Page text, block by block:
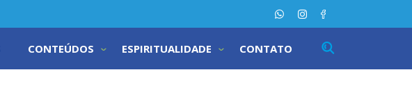
CONTEÚDOS ESPIRITUALIDADE CONTATO